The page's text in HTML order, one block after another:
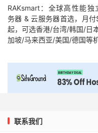
RAKsmart：全球高性能独
务器 & 云服务器首选，月
起，可选香港/台湾/韩国/日
加坡/马来西亚/美国/德国等
联系我们